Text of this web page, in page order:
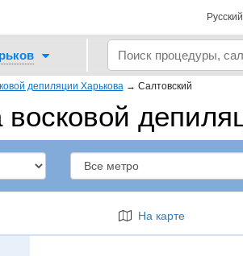
Русский
депиляции Харькова → Салтовский
восковой
На карте